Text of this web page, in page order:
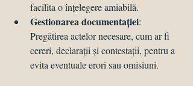
facilita o înțelegere amiabilă.
Gestionarea documentației:
Pregătirea actelor necesare, cum ar fi
cereri, declarații și contestații, pentru a
evita eventuale erori sau omisiuni.